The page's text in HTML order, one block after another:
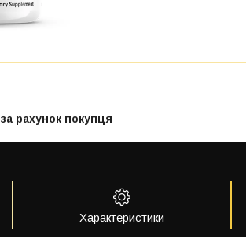
за рахунок покупця
Характеристики